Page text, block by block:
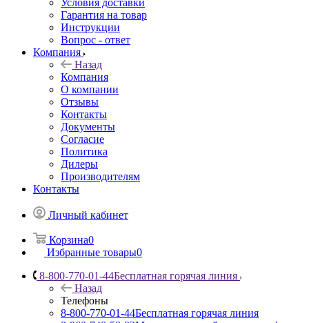
Условия доставки
Гарантия на товар
Инструкции
Вопрос - ответ
Компания
Назад
Компания
О компании
Отзывы
Контакты
Документы
Согласие
Политика
Дилеры
Производителям
Контакты
Личный кабинет
Корзина0
Избранные товары0
8-800-770-01-44Бесплатная горячая линия
Назад
Телефоны
8-800-770-01-44Бесплатная горячая линия